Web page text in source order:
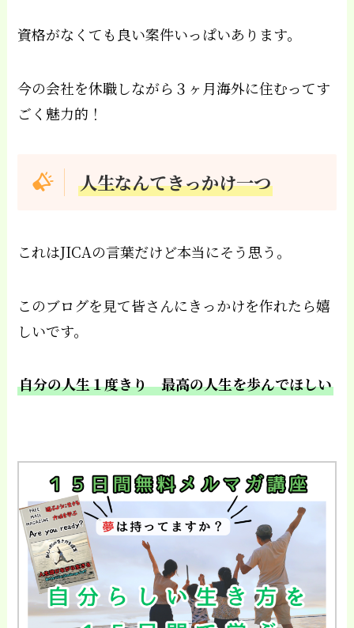
資格がなくても良い案件いっぱいあります。
今の会社を休職しながら３ヶ月海外に住むってす
ごく魅力的！
人生なんてきっかけ一つ
これはJICAの言葉だけど本当にそう思う。
このブログを見て皆さんにきっかけを作れたら嬉
しいです。
自分の人生１度きり 最高の人生を歩んでほしい